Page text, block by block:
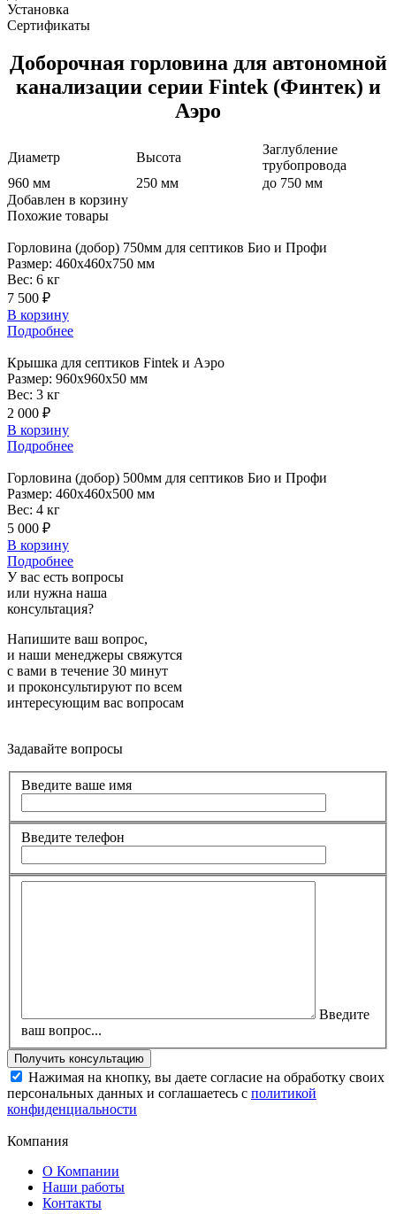
Установка
Сертификаты
Доборочная горловина для автономной
канализации серии Fintek (Финтек) и
Аэро
Диаметр Высота
Заглубление
трубопровода
960 мм
250 мм
до 750 мм
Добавлен в корзину
Похожие товары
Горловина (добор) 750мм для септиков Био и Профи
Размер: 460x460x750 мм
Вес: 6 кг
7 500 ₽
В корзину
Подробнее
Крышка для септиков Fintek и Аэро
Размер: 960x960x50 мм
Вес: 3 кг
2 000 ₽
В корзину
Подробнее
Горловина (добор) 500мм для септиков Био и Профи
Размер: 460x460x500 мм
Вес: 4 кг
5 000 ₽
В корзину
Подробнее
У вас есть вопросы
или нужна наша
консультация?
Напишите ваш вопрос,
и наши менеджеры свяжутся
с вами в течение 30 минут
и проконсультируют по всем
интересующим вас вопросам
Задавайте вопросы
Введите ваше имя
Введите телефон
Введите
ваш вопрос...
Нажимая на кнопку, вы даете согласие на обработку своих
персональных данных и соглашаетесь с политикой
конфиденциальности
Компания
О Компании
Наши работы
Контакты